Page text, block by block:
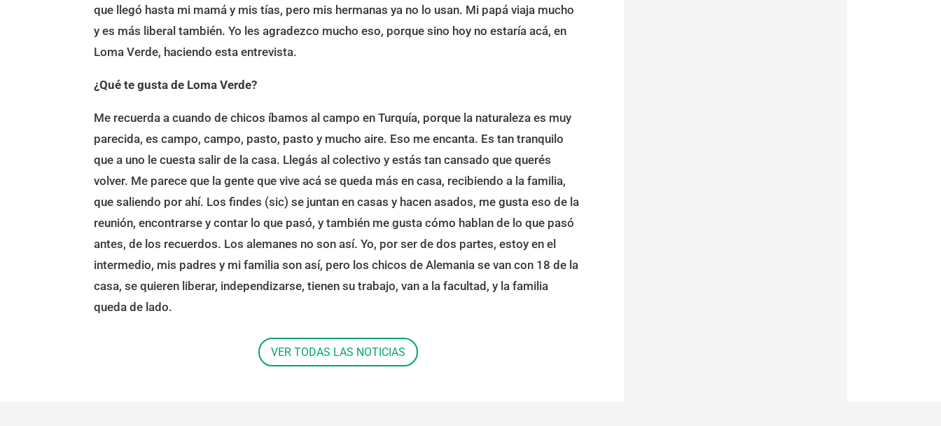
que llegó hasta mi mamá y mis tías, pero mis hermanas ya no lo usan. Mi papá viaja mucho
y es más liberal también. Yo les agradezco mucho eso, porque sino hoy no estaría acá, en
Loma Verde, haciendo esta entrevista.
¿Qué te gusta de Loma Verde?
Me recuerda a cuando de chicos íbamos al campo en Turquía, porque la naturaleza es muy
parecida, es campo, campo, pasto, pasto y mucho aire. Eso me encanta. Es tan tranquilo
que a uno le cuesta salir de la casa. Llegás al colectivo y estás tan cansado que querés
volver. Me parece que la gente que vive acá se queda más en casa, recibiendo a la familia,
que saliendo por ahí. Los findes (sic) se juntan en casas y hacen asados, me gusta eso de la
reunión, encontrarse y contar lo que pasó, y también me gusta cómo hablan de lo que pasó
antes, de los recuerdos. Los alemanes no son así. Yo, por ser de dos partes, estoy en el
intermedio, mis padres y mi familia son así, pero los chicos de Alemania se van con 18 de la
casa, se quieren liberar, independizarse, tienen su trabajo, van a la facultad, y la familia
queda de lado.
VER TODAS LAS NOTICIAS